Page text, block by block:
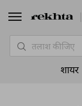
शायर